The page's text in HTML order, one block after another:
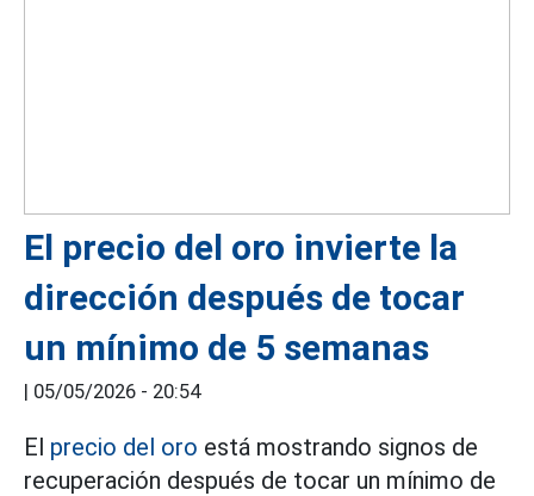
El precio del oro invierte la
dirección después de tocar
un mínimo de 5 semanas
| 05/05/2026 - 20:54
El precio del oro está mostrando signos de
recuperación después de tocar un mínimo de